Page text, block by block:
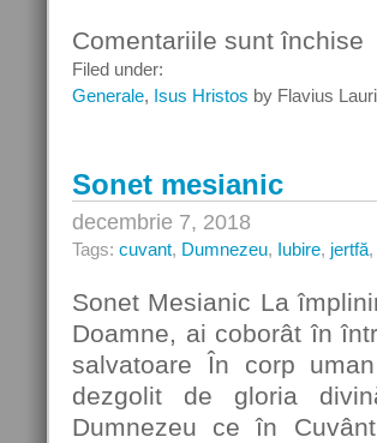
Comentariile sunt închise
de
Filed under:
Generale, Isus Hristos by Flavius
Sonet mesianic
decembrie 7, 2018
Tags: cuvant, Dumnezeu, Iubire, jertfă,
Sonet Mesianic La
Doamne, ai coborât în
salvatoare În corp
dezgolit de gloria
Dumnezeu ce în